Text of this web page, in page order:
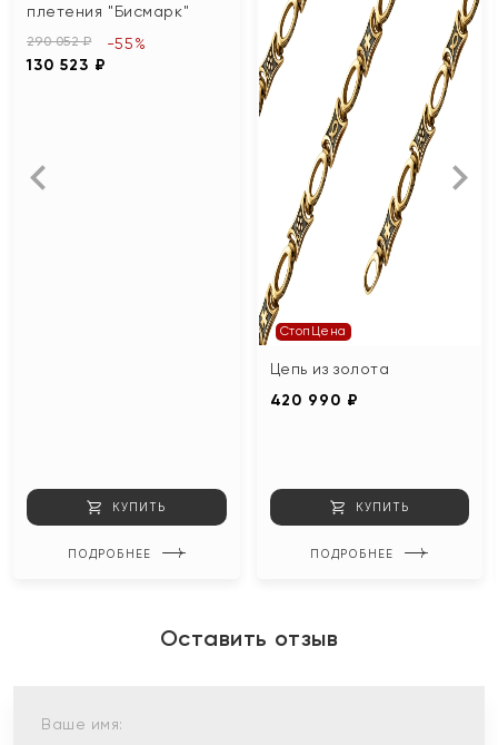
плетения "Бисмарк"
290 052 ₽
130 523 ₽
-55%
КУПИТЬ
ПОДРОБНЕЕ
СтопЦена
Цепь из золота
420 990 ₽
КУПИТЬ
ПОДРОБНЕЕ
Оставить отзыв
Ваше имя: